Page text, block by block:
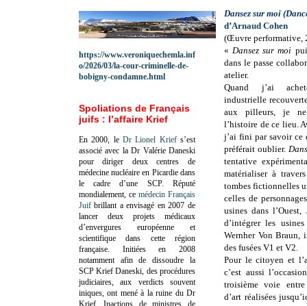
Dansez sur moi
d’Arnaud Cohen
(Œuvre performative,
«Dansez sur moi
dans le passe
atelier.
Quand j’ai
industrielle
aux pilleurs, je
l’histoire de ce lieu.
j’ai fini par savoir
préférait oublier.
tentative
matérialiser à
tombes fictionnelles
celles de
usines dans
d’intégrer les
Wernher Von Braun,
des fusées V1 et V2.
Pour le citoyen et
c’est aussi
troisième voie
d’art réalisées
https://www.veroniquechemla.inf
o/2026/03/la-cour-criminelle-de-
bobigny-condamne.html
Spoliations de Français
juifs : l’affaire Krief
En 2000, le Dr Lionel Kriefs’est
associé avec la Dr Valérie Daneski
pour diriger deux centres de
médecine nucléaire en Picardie dans
le cadre d’une SCP. Réputé
mondialement, ce médecin Français
Juif brillant a envisagé en 2007 de
lancer deux projets médicaux
d’envergures européenne et
scientifique dans cette région
française. Initiées en 2008
notamment afin de dissoudre la
SCP Krief Daneski, des procédures
judiciaires, aux verdicts souvent
iniques, ont mené à la ruine du Dr
Krief.Inactions de ministres de